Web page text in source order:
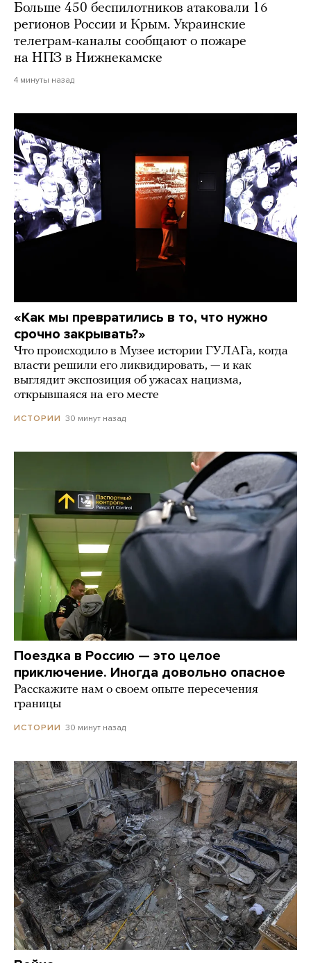
Больше 450 беспилотников атаковали 16
регионов России и Крым. Украинские
телеграм-каналы сообщают о пожаре
на НПЗ в Нижнекамске
4 минуты назад
«Как мы превратились в то, что нужно
срочно закрывать?»
Что происходило в Музее истории ГУЛАГа, когда
власти решили его ликвидировать, — и как
выглядит экспозиция об ужасах нацизма,
открывшаяся на его месте
ИСТОРИИ 30 минут назад
Поездка в Россию — это целое
приключение. Иногда довольно опасное
Расскажите нам о своем опыте пересечения
границы
ИСТОРИИ 30 минут назад